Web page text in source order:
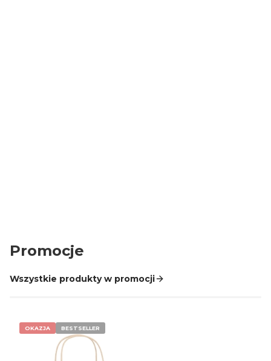
Promocje
Wszystkie produkty w promocji
OKAZJA BESTSELLER